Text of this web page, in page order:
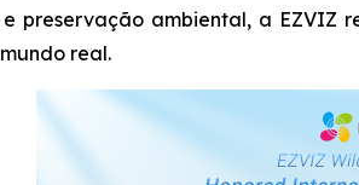
preservação ambiental, a
real.